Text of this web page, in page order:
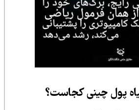
چینی کجاست؟